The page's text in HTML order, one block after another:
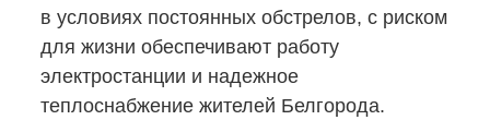
в условиях постоянных обстрелов, с риском
для жизни обеспечивают работу
электростанции и надежное
теплоснабжение жителей Белгорода.